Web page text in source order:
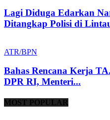
Lagi Diduga Edarkan
Ditangkap Polisi di
ATR/BPN
Bahas Rencana Kerja
DPR RI, Menteri...
MOST POPULAR